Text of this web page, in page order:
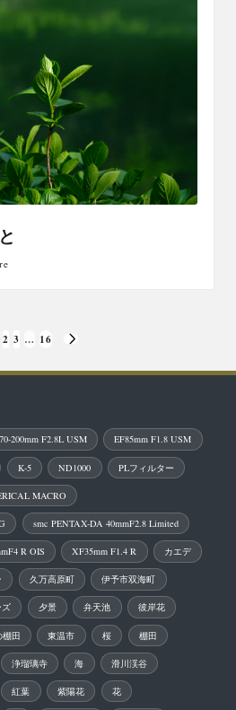
2 3 … 16
200mm F2.8L USM EF85mm F1.8 USM
K-5 ND1000 PLフィルター
MACRO
smc PENTAX-DA 40mmF2.8 Limited
R OIS XF35mm F1.4 R カエデ
久万高原町 伊予市双海町
夕景 弁天池 彼岸花
棚田 東温市 桜 棚田
浄瑠璃寺 海 滑川渓谷
紅葉 紫陽花 花